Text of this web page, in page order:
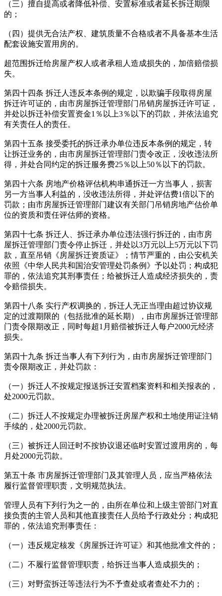
（三）擅自提高或者降低补偿、安置标准或者延长拆迁期限
的；
（四）提供无合法产权、建筑质量不合格或者不具备基本生活
配套设施安置用房的。
超范围拆迁给房屋产权人或者承租人造成损失的，加倍赔偿损
失。
第四十四条 拆迁人违反本条例的规定，以欺骗手段取得房屋
拆迁许可证的，由市房屋拆迁管理部门吊销房屋拆迁许可证，
并处以拆迁补偿安置资金1％以上3％以下的罚款，并依法追究
有关责任人的责任。
第四十五条 接受委托的拆迁承办单位违反本条例的规定，转
让拆迁业务的，由市房屋拆迁管理部门责令改正，没收违法所
得，并处合同约定的拆迁服务费25％以上50％以下的罚款。
第四十六条 房地产价格评估机构串通拆迁一方当事人，损害
另一方当事人利益的，没收违法所得，并处评估费1倍以下的
罚款；由市房屋拆迁管理部门建议有关部门吊销房地产估价单
位的资质和责任评估师的资格。
第四十七条 拆迁人、拆迁承办单位违法强行拆迁的，由市房
屋拆迁管理部门责令停止拆迁，并处以3万元以上5万元以下罚
款，直至吊销《房屋拆迁资质证》；情节严重的，由公安机关
依照《中华人民共和国治安管理处罚条例》予以处罚；构成犯
罪的，依法追究其刑事责任；给被拆迁人造成经济损失的，责
令赔偿损失。
第四十八条 实行产权调换的，拆迁人无正当理由超过协议规
定的过渡期限的（包括批准的延长期），由市房屋拆迁管理部
门责令限期改正，同时每超1月赔偿被拆迁人每户2000元经济
损失。
第四十九条 拆迁当事人有下列行为，由市房屋拆迁管理部门
责令限期改正，并处罚款：
（一）拆迁人不按规定报送拆迁安置档案资料和相关报表的，
处2000元罚款。
（二）拆迁人不按规定办理被拆迁房屋产权和土地使用证注销
手续的，处2000元罚款。
（三）被拆迁人回迁时不按协议退还临时安置过渡用房的，每
月处2000元罚款。
第五十条 市房屋拆迁管理部门及其管理人员，应当严格依法
履行监督管理职责，文明规范执法。
管理人员有下列行为之一的，由所在单位和上级主管部门对直
接负责的主管人员和其他直接责任人员给予行政处分；构成犯
罪的，依法追究刑事责任：
（一）违反规定核发《房屋拆迁许可证》和其他批准文件的；
（二）不履行监督管理职责，给拆迁当事人造成损失的；
（三）对野蛮拆迁等违法行为不予查处或者查处不力的；